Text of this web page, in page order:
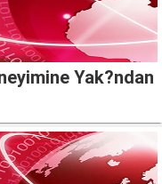
Yak?ndan